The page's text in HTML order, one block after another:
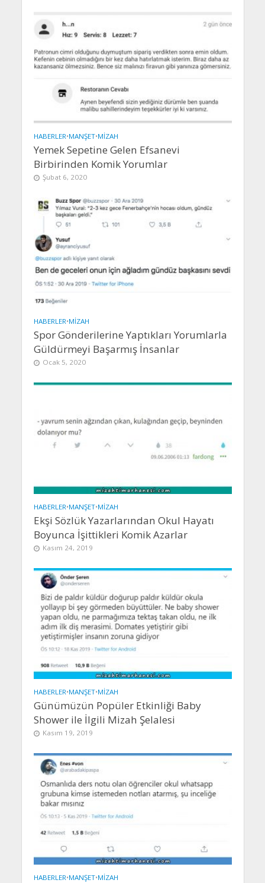
HABERLER•MANŞET•MIZAH
Yemek Sepetine Gelen Efsanevi
Birbirinden Komik Yorumlar
Şubat 6, 2020
HABERLER•MIZAH
Spor Gönderilerine Yaptıkları Yorumlarla
Güldürmeyi Başarmış İnsanlar
Ocak 5, 2020
HABERLER•MANŞET•MIZAH
Ekşi Sözlük Yazarlarından Okul Hayatı
Boyunca İşittikleri Komik Azarlar
Kasım 24, 2019
HABERLER•MANŞET•MIZAH
Günümüzün Popüler Etkinliği Baby
Shower ile İlgili Mizah Şelalesi
Kasım 19, 2019
HABERLER•MANŞET•MIZAH